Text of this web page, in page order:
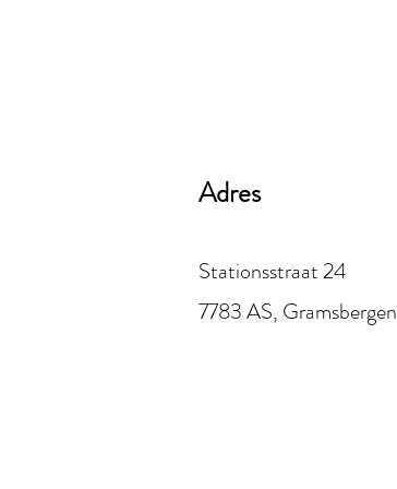
Adres
Stationsstraat 24
7783 AS, Gramsbergen